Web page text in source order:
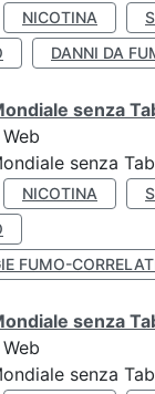
NICOTINA
DANNI DA
senza
senza
NICOTINA
FUMO-
senza
senza